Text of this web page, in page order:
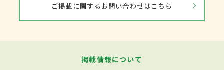
ご掲載に関するお問い合わせはこちら
掲載情報について